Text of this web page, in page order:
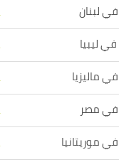
لبنان
ليبيا
ماليزيا
في مصر
موريتانيا